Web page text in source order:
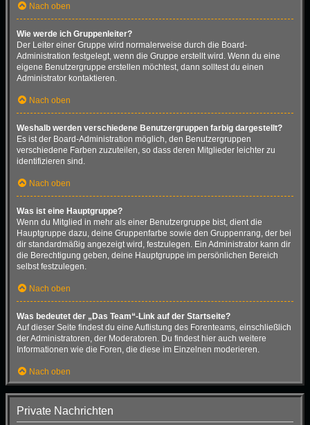
Nach oben
Wie werde ich Gruppenleiter?
Der Leiter einer Gruppe wird normalerweise durch die Board-
Administration festgelegt, wenn die Gruppe erstellt wird. Wenn du eine
eigene Benutzergruppe erstellen möchtest, dann solltest du einen
Administrator kontaktieren.
Nach oben
Weshalb werden verschiedene Benutzergruppen farbig dargestellt?
Es ist der Board-Administration möglich, den Benutzergruppen
verschiedene Farben zuzuteilen, so dass deren Mitglieder leichter zu
identifizieren sind.
Nach oben
Was ist eine Hauptgruppe?
Wenn du Mitglied in mehr als einer Benutzergruppe bist, dient die
Hauptgruppe dazu, deine Gruppenfarbe sowie den Gruppenrang, der bei
dir standardmäßig angezeigt wird, festzulegen. Ein Administrator kann dir
die Berechtigung geben, deine Hauptgruppe im persönlichen Bereich
selbst festzulegen.
Nach oben
Was bedeutet der „Das Team“-Link auf der Startseite?
Auf dieser Seite findest du eine Auflistung des Forenteams, einschließlich
der Administratoren, der Moderatoren. Du findest hier auch weitere
Informationen wie die Foren, die diese im Einzelnen moderieren.
Nach oben
Private Nachrichten